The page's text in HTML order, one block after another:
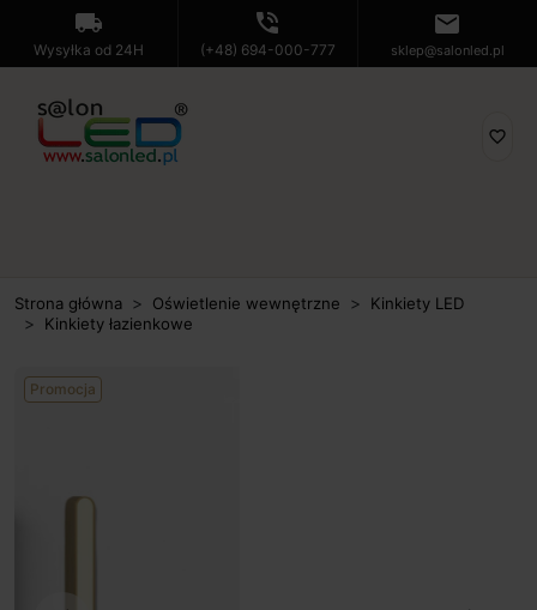
local_shipping
Wysyłka od 24H
phone_in_talk
(+48) 694-000-777
mail
sklep@salonled.pl
favorite_border
Strona główna Oświetlenie wewnętrzne
Kinkiety LED
Kinkiety łazienkowe
Promocja